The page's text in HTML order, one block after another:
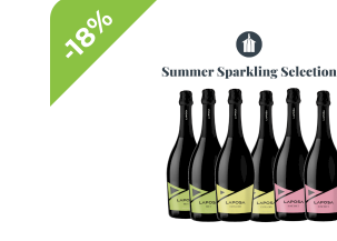
-18%